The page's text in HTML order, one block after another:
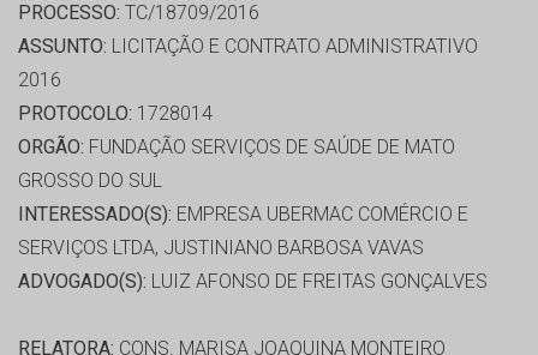
PROCESSO: TC/18709/2016
ASSUNTO: LICITAÇÃO E CONTRATO ADMINISTRATIVO
2016
PROTOCOLO: 1728014
ORGÃO: FUNDAÇÃO SERVIÇOS DE SAÚDE DE MATO
GROSSO DO SUL
INTERESSADO(S): EMPRESA UBERMAC COMÉRCIO E
SERVIÇOS LTDA, JUSTINIANO BARBOSA VAVAS
ADVOGADO(S): LUIZ AFONSO DE FREITAS GONÇALVES
RELATORA: CONS. MARISA JOAQUINA MONTEIRO